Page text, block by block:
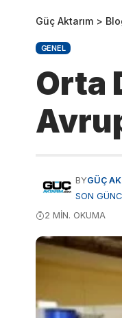
Güç Aktarım >
GENEL
Orta
SON
BYGÜÇ
2 MIN. OKUMA